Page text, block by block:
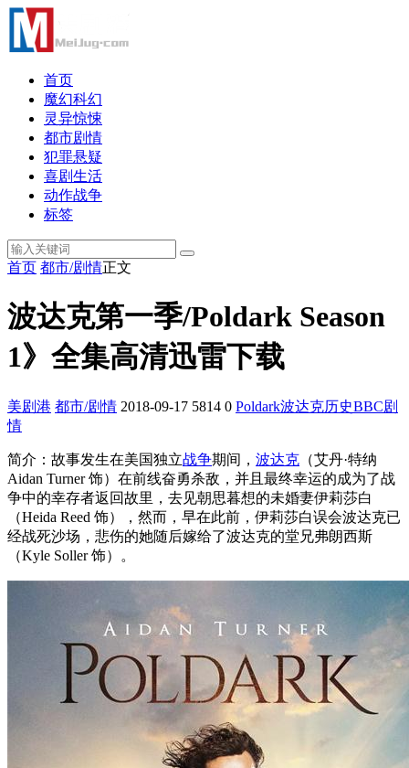
首页
魔幻科幻
灵异惊悚
都市剧情
犯罪悬疑
喜剧生活
动作战争
标签
首页 都市/剧情正文
波达克第一季/Poldark Season
1》全集高清迅雷下载
美剧港 都市/剧情 2018-09-17 5814 0 Poldark波达克历史BBC剧
情
简介：故事发生在美国独立战争期间， 波达克 （艾丹·特纳
Aidan Turner 饰）在前线奋勇杀敌，并且最终幸运的成为了战
争中的幸存者返回故里，去见朝思暮想的未婚妻伊莉莎白
（Heida Reed 饰），然而，早在此前，伊莉莎白误会波达克已
经战死沙场，悲伤的她随后嫁给了波达克的堂兄弗朗西斯
（Kyle Soller 饰）。